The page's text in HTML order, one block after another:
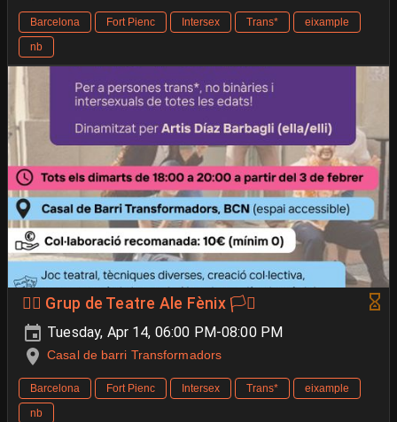
Barcelona Fort Pienc Intersex Trans*
eixample
nb
🐦‍🔥 Grup de Teatre Ale Fènix 🏳️‍⚧️
Tuesday, Apr 14, 06:00 PM-08:00 PM
Casal de barri Transformadors
Barcelona Fort Pienc Intersex Trans*
eixample
nb